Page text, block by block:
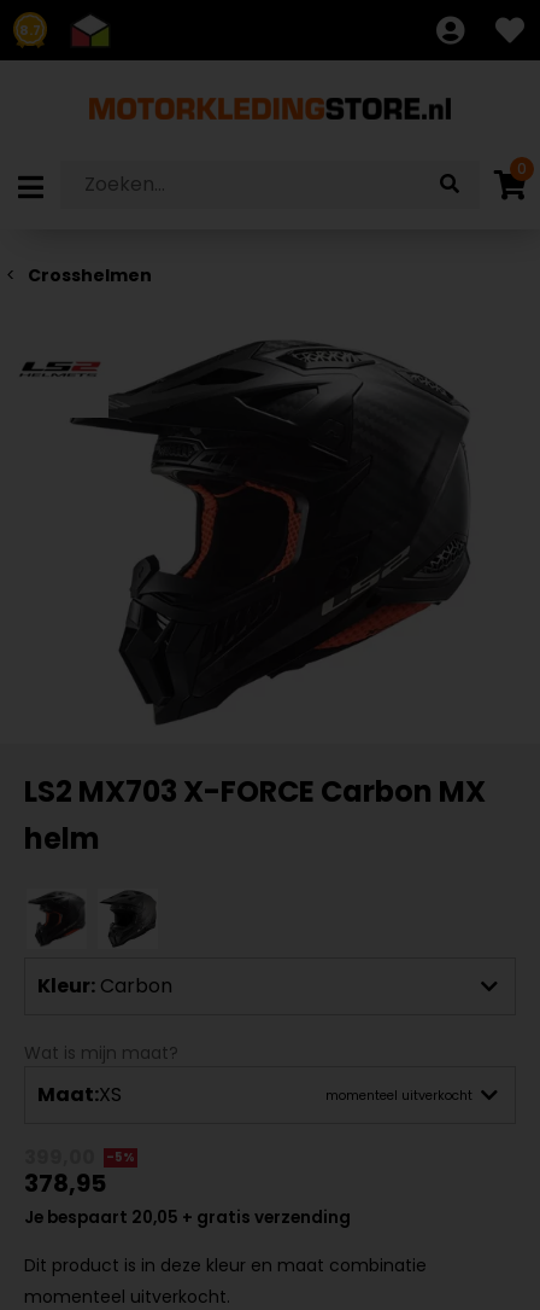
8.7
0
Crosshelmen
LS2 MX703 X-FORCE Carbon MX
helm
Kleur: Carbon
Wat is mijn maat?
Maat:XS momenteel uitverkocht
-5%
378,95
Je bespaart 20,05 + gratis verzending
Dit product is in deze kleur en maat combinatie
momenteel uitverkocht.